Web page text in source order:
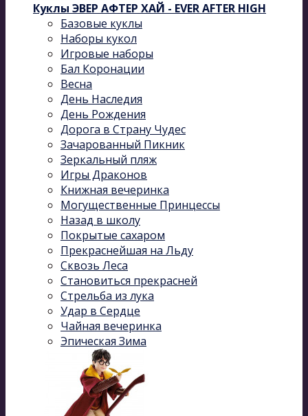
Куклы ЭВЕР АФТЕР ХАЙ - EVER AFTER HIGH
Базовые куклы
Наборы кукол
Игровые наборы
Бал Коронации
Весна
День Наследия
День Рождения
Дорога в Страну Чудес
Зачарованный Пикник
Зеркальный пляж
Игры Драконов
Книжная вечеринка
Могущественные Принцессы
Назад в школу
Покрытые сахаром
Прекраснейшая на Льду
Сквозь Леса
Становиться прекрасней
Стрельба из лука
Удар в Сердце
Чайная вечеринка
Эпическая Зима